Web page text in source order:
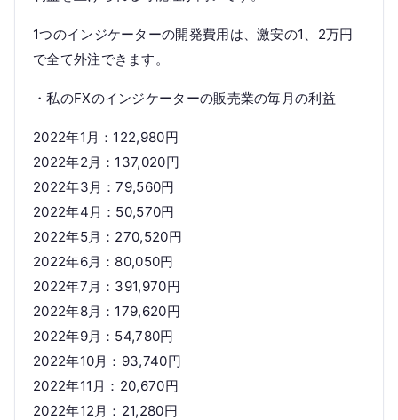
1つのインジケーターの開発費用は、激安の1、2万円
で全て外注できます。
・私のFXのインジケーターの販売業の毎月の利益
2022年1月：122,980円
2022年2月：137,020円
2022年3月：79,560円
2022年4月：50,570円
2022年5月：270,520円
2022年6月：80,050円
2022年7月：391,970円
2022年8月：179,620円
2022年9月：54,780円
2022年10月：93,740円
2022年11月：20,670円
2022年12月：21,280円